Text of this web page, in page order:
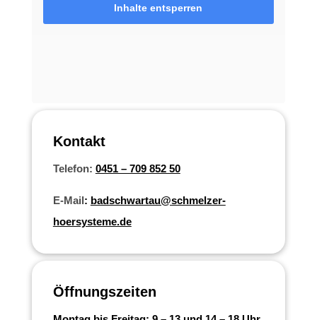
Inhalte entsperren
Kontakt
Telefon: 0451 – 709 852 50
E-Mail: badschwartau@schmelzer-
hoersysteme.de
Öffnungszeiten